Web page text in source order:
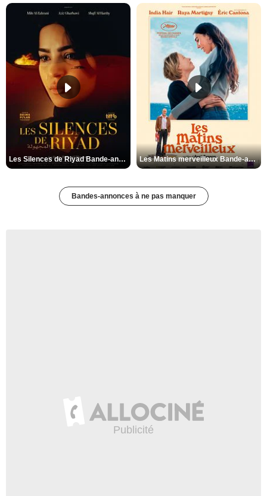
Les Silences de Riyad Bande-annonce VO STFR Les Matins merveilleux Bande-annonce VF
Bandes-annonces à ne pas manquer